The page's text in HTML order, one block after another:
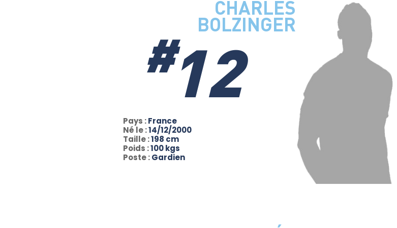
CHARLES
BOLZINGER
#12
Pays :France
Né le :14/12/2000
Taille :198 cm
Poids :100 kgs
Poste :Gardien